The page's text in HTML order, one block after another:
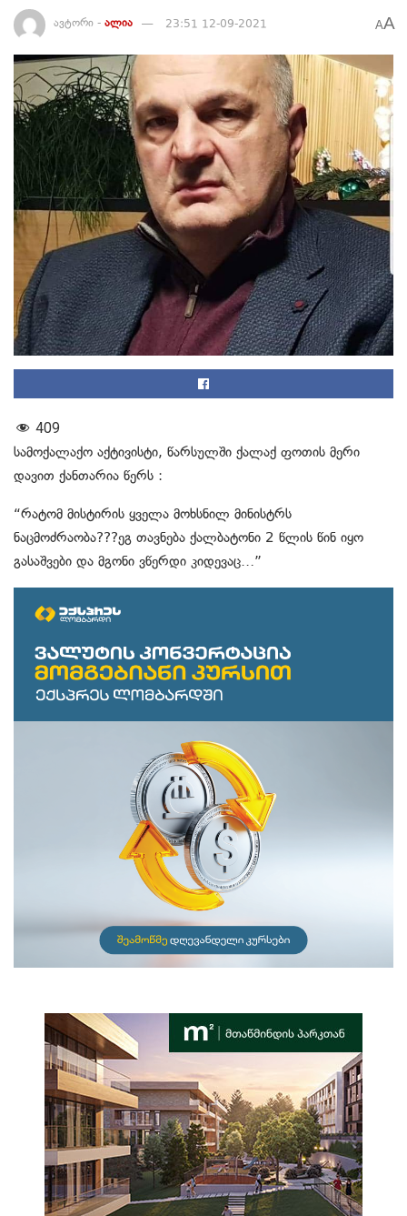
ავტორი - ალია 23:51 12-09-2021 AA
409
სამოქალაქო აქტივისტი, წარსულში ქალაქ ფოთის მერი
დავით ქანთარია წერს :
“რატომ მისტირის ყველა მოხსნილ მინისტრს
ნაცმოძრაობა???ეგ თავნება ქალბატონი 2 წლის წინ იყო
გასაშვები და მგონი ვწერდი კიდევაც…”